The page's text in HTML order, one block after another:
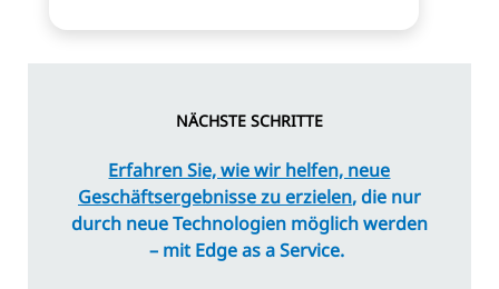
NÄCHSTE SCHRITTE
Erfahren Sie, wie wir helfen, neue
Geschäftsergebnisse zu erzielen, die nur
durch neue Technologien möglich werden
– mit Edge as a Service.